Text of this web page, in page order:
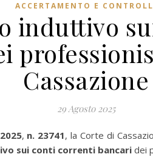
ACCERTAMENTO E
induttivo
Cassazione
29 Agosto 2025
, n. 23741, la Corte di
sui conti correnti bancari dei